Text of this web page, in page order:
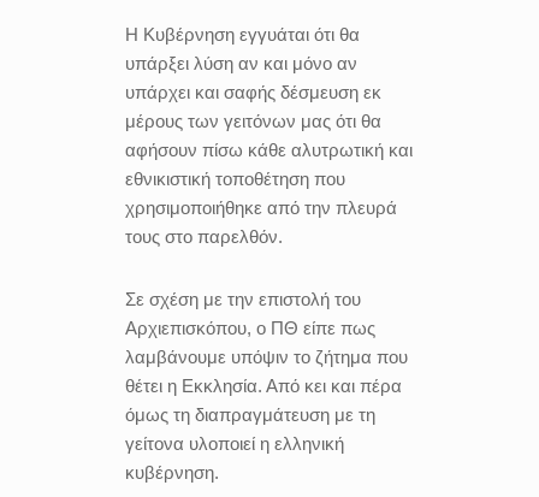
Η Κυβέρνηση εγγυάται ότι θα
υπάρξει λύση αν και μόνο αν
υπάρχει και σαφής δέσμευση εκ
μέρους των γειτόνων μας ότι θα
αφήσουν πίσω κάθε αλυτρωτική και
εθνικιστική τοποθέτηση που
χρησιμοποιήθηκε από την πλευρά
τους στο παρελθόν.
Σε σχέση με την επιστολή του
Αρχιεπισκόπου, ο ΠΘ είπε πως
λαμβάνουμε υπόψιν το ζήτημα που
θέτει η Εκκλησία. Από κει και πέρα
όμως τη διαπραγμάτευση με τη
γείτονα υλοποιεί η ελληνική
κυβέρνηση.